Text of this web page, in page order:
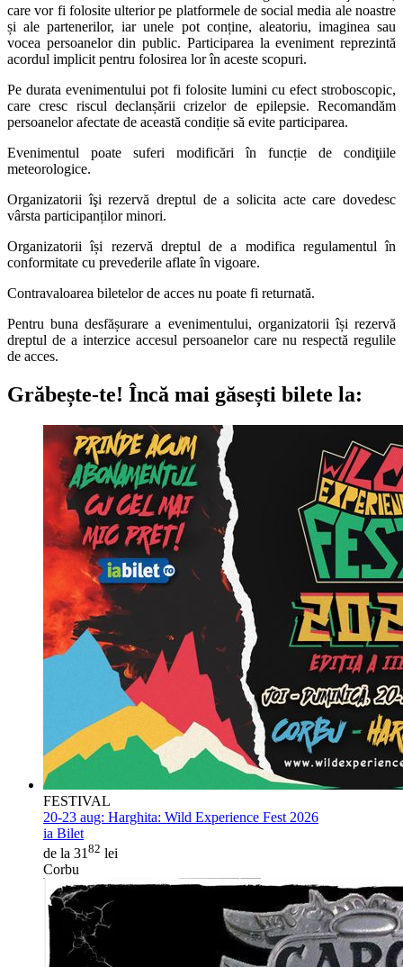
care vor fi folosite ulterior pe platformele de social media ale noastre
și ale partenerilor, iar unele pot conține, aleatoriu, imaginea sau
vocea persoanelor din public. Participarea la eveniment reprezintă
acordul implicit pentru folosirea lor în aceste scopuri.
Pe durata evenimentului pot fi folosite lumini cu efect stroboscopic,
care cresc riscul declanșării crizelor de epilepsie. Recomandăm
persoanelor afectate de această condiție să evite participarea.
Evenimentul poate suferi modificări în funcție de condiţiile
meteorologice.
Organizatorii îşi rezervă dreptul de a solicita acte care dovedesc
vârsta participanților minori.
Organizatorii își rezervă dreptul de a modifica regulamentul în
conformitate cu prevederile aflate în vigoare.
Contravaloarea biletelor de acces nu poate fi returnată.
Pentru buna desfășurare a evenimentului, organizatorii își rezervă
dreptul de a interzice accesul persoanelor care nu respectă regulile
de acces.
Grăbește-te! Încă mai găsești bilete la:
FESTIVAL
20-23 aug: Harghita: Wild Experience Fest 2026
ia Bilet
de la 31 82 lei
Corbu